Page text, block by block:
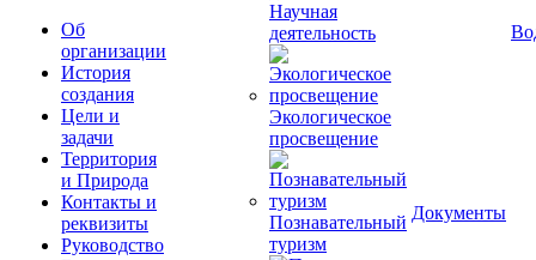
Об
организации
История
создания
Цели и
задачи
Территория
и Природа
Контакты и
реквизиты
Руководство
Научная
деятельность
Экологическое
просвещение
Познавательный
туризм
Документы